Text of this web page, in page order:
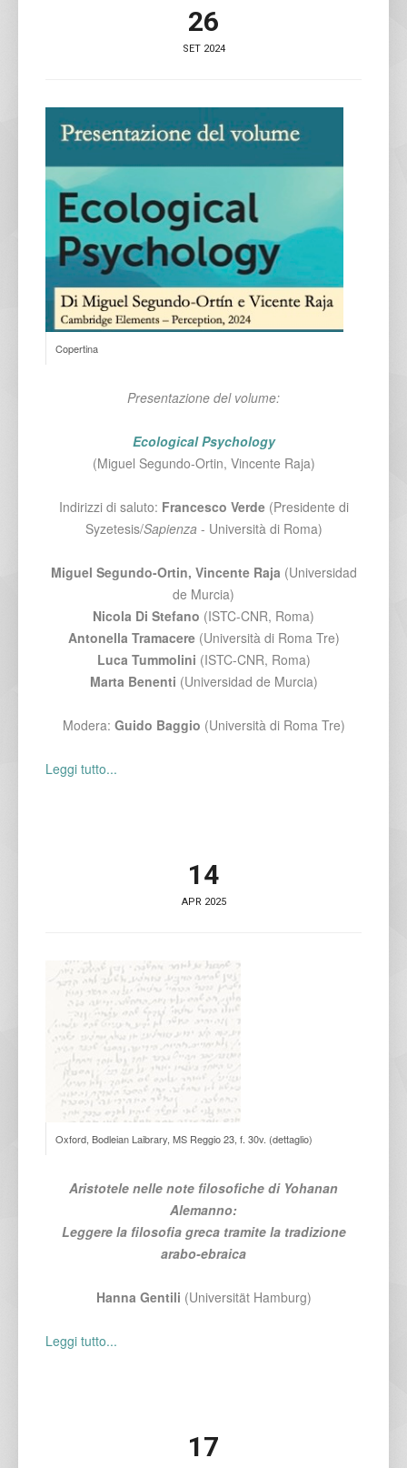
26
SET 2024
Copertina
Presentazione del volume:
Ecological Psychology
(Miguel Segundo-Ortin, Vincente Raja)
Indirizzi di saluto: Francesco Verde(Presidente di
Syzetesis/Sapienza- Università di Roma)
Miguel Segundo-Ortin, Vincente Raja (Universidad
de Murcia)
Nicola Di Stefano (ISTC-CNR, Roma)
Antonella Tramacere (Università di Roma Tre)
Luca Tummolini (ISTC-CNR, Roma)
Marta Benenti (Universidad de Murcia)
Modera: Guido Baggio (Università di Roma Tre)
Leggi tutto...
14
APR 2025
Oxford, Bodleian Laibrary, MS Reggio 23, f. 30v. (dettaglio)
Aristotele nelle note filosofiche di Yohanan
Alemanno:
Leggere la filosofia greca tramite la tradizione
arabo-ebraica
Hanna Gentili (Universität Hamburg)
Leggi tutto...
17